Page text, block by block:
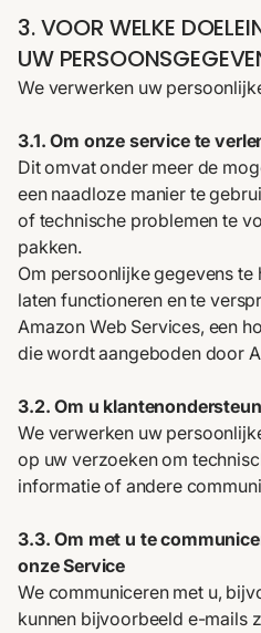
3. VOOR WELKE
UW
We verwerken uw
3.1. Om onze service te
Dit omvat onder meer de
een naadloze manier te
of technische problemen te
pakken.
Om persoonlijke gegevens te
laten functioneren en te
Amazon Web Services, een
die wordt aangeboden door
3.2. Om u
We verwerken uw
op uw verzoeken om
informatie of andere
3.3. Om met u te
onze Service
We communiceren met u,
kunnen bijvoorbeeld e-mails